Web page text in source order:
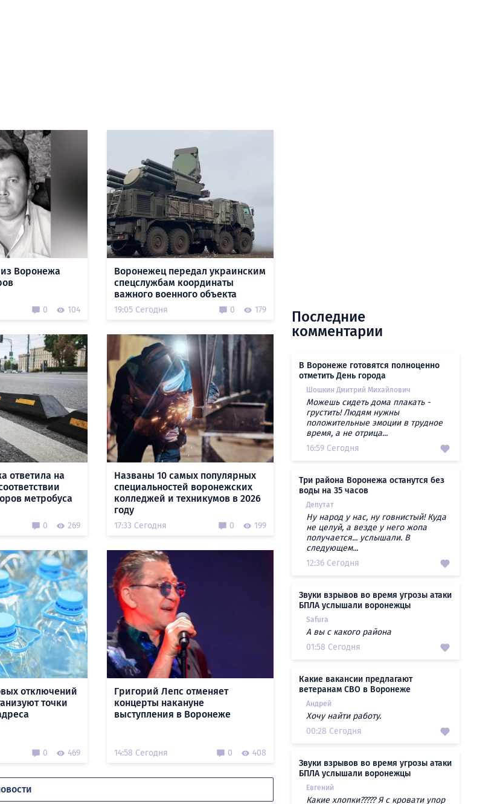
Воронежа
0 104
Воронежец передал украинским
спецслужбам координаты
важного военного объекта
19:05 Сегодня 0 179
ответила на
метробуса
0 269
Названы 10 самых популярных
специальностей воронежских
колледжей и техникумов в 2026
году
17:33 Сегодня 0 199
отключений
точки
0 469
Григорий Лепс отменяет
концерты накануне
выступления в Воронеже
14:58 Сегодня 0 408
Последние
комментарии
В Воронеже готовятся полноценно
отметить День города
Шошкин Дмитрий Михайлович
Можешь сидеть дома плакать -
грустить! Людям нужны
положительные эмоции в трудное
время, а не отрица...
16:59 Сегодня
Три района Воронежа останутся без
воды на 35 часов
Депутат
Ну народ у нас, ну говнистый! Куда
не целуй, а везде у него жопа
получается... услышали. В
следующем...
12:36 Сегодня
Звуки взрывов во время угрозы атаки
БПЛА услышали воронежцы
Safura
А вы с какого района
01:58 Сегодня
Какие вакансии предлагают
ветеранам СВО в Воронеже
Андрей
Хочу найти работу.
00:28 Сегодня
Звуки взрывов во время угрозы атаки
БПЛА услышали воронежцы
Евгений
Какие хлопки????? Я с кровати упор